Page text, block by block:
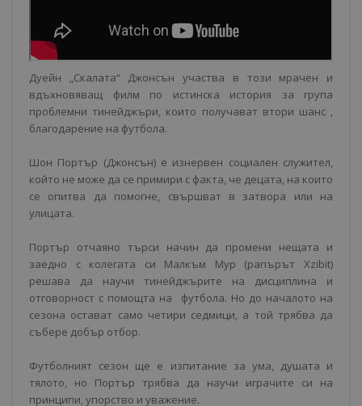
Дуейн „Скалата“ Джонсън участва в този мрачен и
вдъхновяващ филм по истинска история за група
проблемни тинейджъри, които получават втори шанс ,
благодарение на футбола.
Шон Портър (Джонсън) е изнервен социален служител,
който не може да се примири с факта, че децата, на които
се опитва да помогне, свършват в затвора или на
улицата.
Портър отчаяно търси начин да промени нещата и
заедно с колегата си Малкъм Мур (рапърът Xzibit)
решава да научи тинейджърите на дисциплина и
отговорност с помощта на футбола. Но до началото на
сезона остават само четири седмици, а той трябва да
събере добър отбор.
Футболният сезон ще е изпитание за ума, душата и
тялото, но Портър трябва да научи играчите си на
принципи, упорство и уважение.